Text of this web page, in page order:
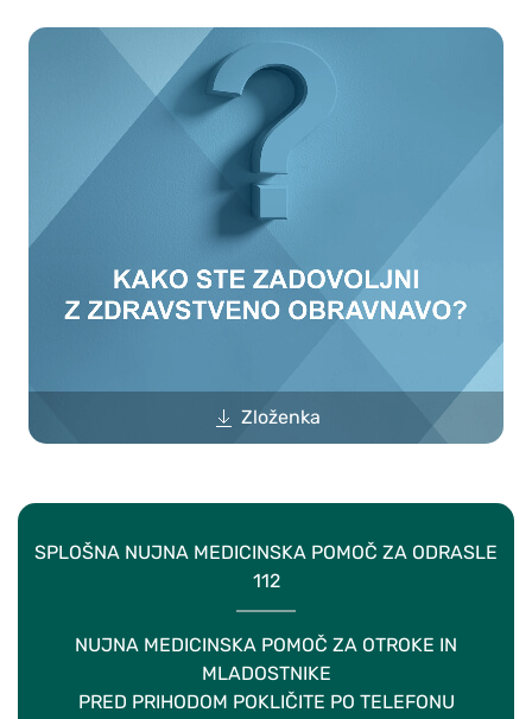
Zloženka
SPLOŠNA NUJNA MEDICINSKA POMOČ ZA ODRASLE
112
NUJNA MEDICINSKA POMOČ ZA OTROKE IN
MLADOSTNIKE
PRED PRIHODOM POKLIČITE PO TELEFONU